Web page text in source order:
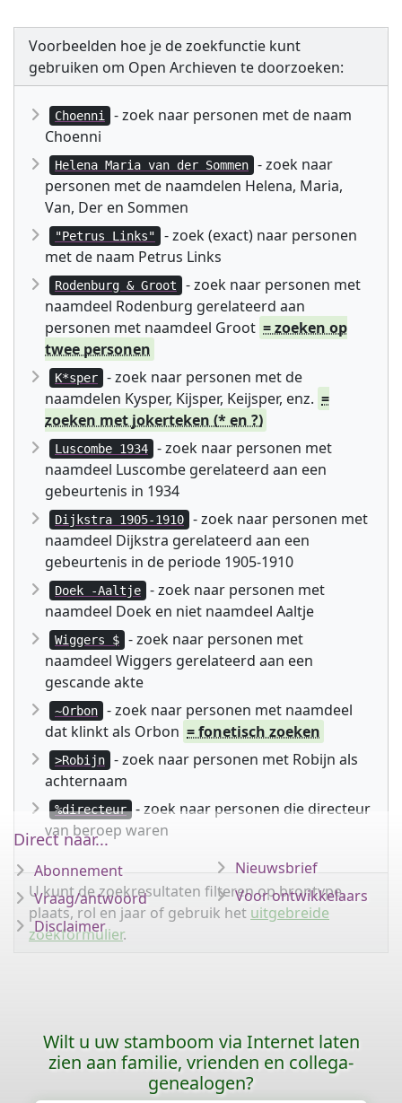
Voorbeelden hoe je de zoekfunctie kunt
gebruiken om Open Archieven te doorzoeken:
Choenni
- zoek naar personen met de naam
Choenni
Helena Maria van der Sommen
- zoek naar
personen met de naamdelen Helena, Maria,
Van, Der en Sommen
"Petrus Links"
- zoek (exact) naar personen
met de naam Petrus Links
Rodenburg & Groot
- zoek naar personen met
naamdeel Rodenburg gerelateerd aan
personen met naamdeel Groot = zoeken op
twee personen
K*sper
- zoek naar personen met de
naamdelen Kysper, Kijsper, Keijsper, enz. =
zoeken met jokerteken (* en ?)
Luscombe 1934
- zoek naar personen met
naamdeel Luscombe gerelateerd aan een
gebeurtenis in 1934
Dijkstra 1905-1910
- zoek naar personen met
naamdeel Dijkstra gerelateerd aan een
gebeurtenis in de periode 1905-1910
Doek -Aaltje
- zoek naar personen met
naamdeel Doek en niet naamdeel Aaltje
Wiggers $
- zoek naar personen met
naamdeel Wiggers gerelateerd aan een
gescande akte
~Orbon
- zoek naar personen met naamdeel
dat klinkt als Orbon = fonetisch zoeken
>Robijn
- zoek naar personen met Robijn als
achternaam
%directeur
- zoek naar personen die directeur
van beroep waren
U kunt de zoekresultaten filteren op brontype,
plaats, rol en jaar of gebruik het uitgebreide
zoekformulier.
Direct naar...
Abonnement
Vraag/antwoord
Disclaimer
Nieuwsbrief
Voor ontwikkelaars
Wilt u uw stamboom via Internet laten
zien aan familie, vrienden en collega-
genealogen?